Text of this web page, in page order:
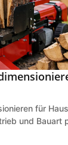
für
und Bauart